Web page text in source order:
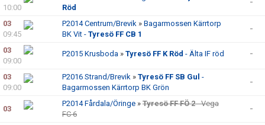
10:00
Röd
-
03
09:45
P2014 Centrum/Brevik » Bagarmossen Kärrtorp
BK Vit - Tyresö FF CB 1
-
03
09:00
P2015 Krusboda » Tyresö FF K Röd - Älta IF röd -
03
09:00
P2016 Strand/Brevik » Tyresö FF SB Gul -
Bagarmossen Kärrtorp BK Grön
-
03
P2014 Fårdala/Öringe » Tyresö FF FÖ 2- Vega
FC 6
-